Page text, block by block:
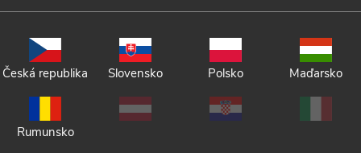
Česká republika Slovensko Polsko Maďarsko
Rumunsko